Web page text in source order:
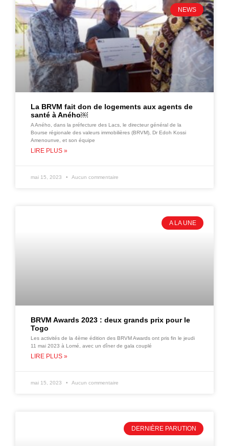
NEWS
La BRVM fait don de logements aux agents de
santé à Aného￼
A Aného, dans la préfecture des Lacs, le directeur général de la
Bourse régionale des valeurs immobilières (BRVM), Dr Edoh Kossi
Amenounve, et son équipe
LIRE PLUS »
mai 15, 2023 Aucun commentaire
A LA UNE
BRVM Awards 2023 : deux grands prix pour le
Togo
Les activités de la 4ème édition des BRVM Awards ont pris fin le jeudi
11 mai 2023 à Lomé, avec un dîner de gala couplé
LIRE PLUS »
mai 15, 2023 Aucun commentaire
DERNIÈRE PARUTION